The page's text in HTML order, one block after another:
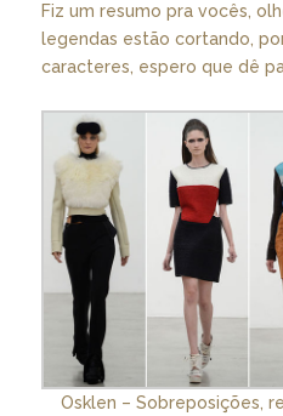
Fiz um resumo pra vocês,
legendas estão cortando,
caracteres, espero que dê
Osklen – Sobreposições,